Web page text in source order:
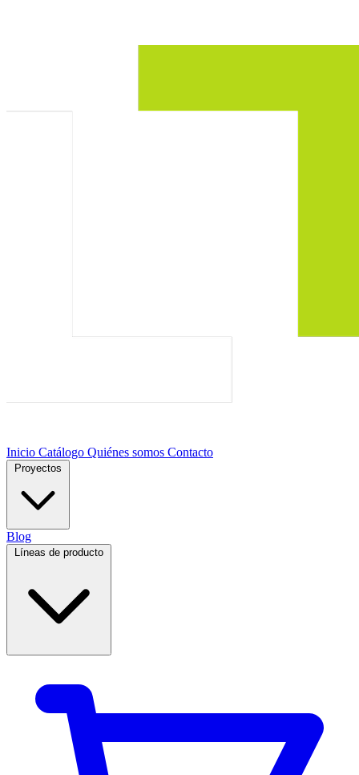
Inicio Catálogo Quiénes somos Contacto
Proyectos
Blog
Líneas de producto